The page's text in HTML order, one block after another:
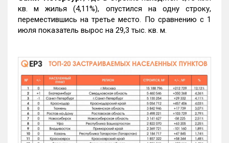
кв. м жилья (4,11%), опустился на одну строку,
переместившись на третье место. По сравнению с 1
июля показатель вырос на 29,3 тыс. кв. м.